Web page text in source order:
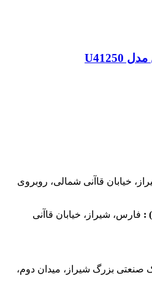
خیابان قاآنی شمالی، روبروی
فارس، شیراز، خیابان قاآنی
بزرگ شیراز، میدان دوم،